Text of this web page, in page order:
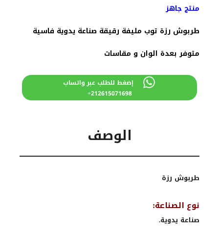
هو:
90 درهم
مغربي. مغربي.
منتج جاهز
طربوش رزة توب مليفة رقيقة صناعة يدوية فاسية
متوفر بعدة الوان و مقاسات
إضغط للطلب عبر واتساب
212615071698+
الوصف
طربوش رزة
نوع الصناعة:
صناعة يدوية.